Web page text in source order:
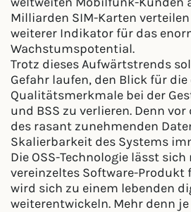
Milliarden SIM-Karten verteilen
weiterer Indikator für das
Wachstumspotential.
Trotz dieses Aufwärtstrends
Gefahr laufen, den Blick für
Qualitätsmerkmale bei der
und BSS zu verlieren. Denn
des rasant zunehmenden
Skalierbarkeit des Systems
Die OSS-Technologie lässt
vereinzeltes Software-Produkt
wird sich zu einem lebenden
weiterentwickeln. Mehr denn